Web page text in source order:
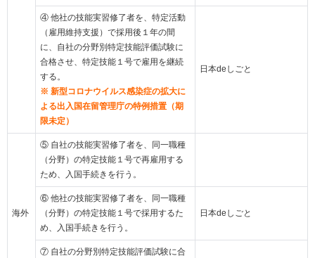
④ 他社の技能実習修了者を、特定活動
（雇用維持支援）で採用後１年の間
に、自社の分野別特定技能評価試験に
合格させ、特定技能１号で雇用を継続
する。
※ 新型コロナウイルス感染症の拡大に
よる出入国在留管理庁の特例措置（期
限未定）
日本deしごと
海外
⑤ 自社の技能実習修了者を、同一職種
（分野）の特定技能１号で再雇用する
ため、入国手続きを行う。
⑥ 他社の技能実習修了者を、同一職種
（分野）の特定技能１号で採用するた
め、入国手続きを行う。
日本deしごと
⑦ 自社の分野別特定技能評価試験に合